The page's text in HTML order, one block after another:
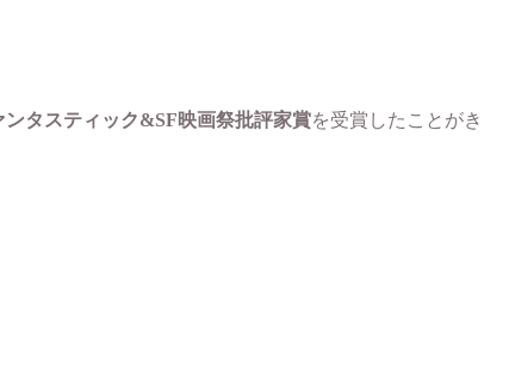
ンタスティック&SF映画祭批評家賞を受賞したことがき